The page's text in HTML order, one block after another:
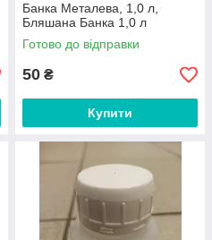
Банка Металева, 1,0 л,
Бляшана Банка 1,0 л
Готово до відправки
50 ₴
Купити